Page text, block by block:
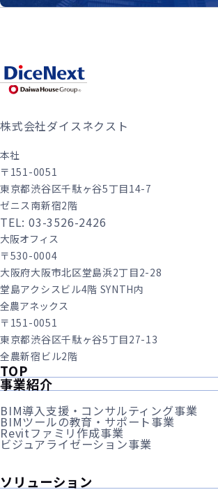
株式会社ダイスネクスト
本社
〒151-0051
東京都渋谷区千駄ヶ谷5丁目14-7
ゼニス南新宿2階
TEL: 03-3526-2426
大阪オフィス
〒530-0004
大阪府大阪市北区堂島浜2丁目2-28
堂島アクシスビル4階 SYNTH内
全農アネックス
〒151-0051
東京都渋谷区千駄ヶ谷5丁目27-13
全農新宿ビル2階
TOP
事業紹介
BIM導入支援・コンサルティング事業
BIMツールの教育・サポート事業
Revitファミリ作成事業
ビジュアライゼーション事業
ソリューション